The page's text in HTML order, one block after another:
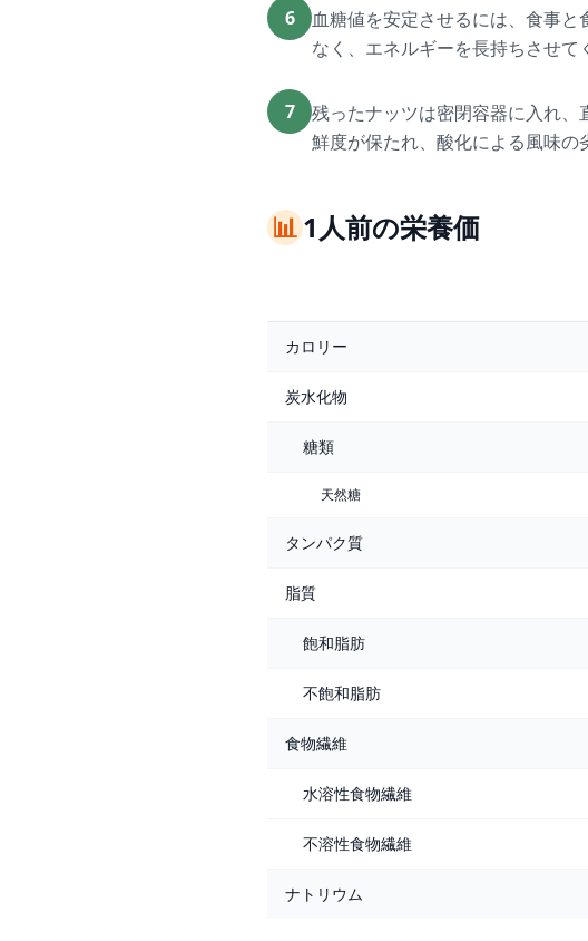
6
血糖値を安定させるには、食事
なく、エネルギーを長持ちさせて
7
残ったナッツは密閉容器に入れ
鮮度が保たれ、酸化による風味の
📊1人前の栄養価
カロリー
炭水化物
糖類
天然糖
タンパク質
脂質
飽和脂肪
不飽和脂肪
食物繊維
水溶性食物繊維
不溶性食物繊維
ナトリウム